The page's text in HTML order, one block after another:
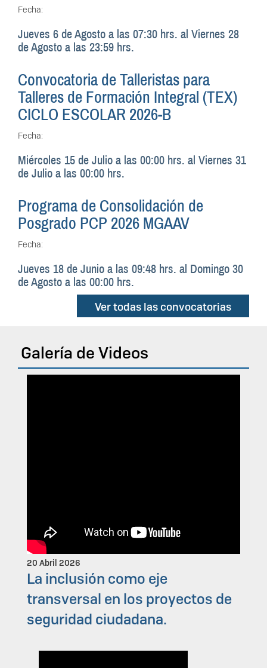
Fecha:
Jueves 6 de Agosto a las 07:30 hrs. al Viernes 28
de Agosto a las 23:59 hrs.
Convocatoria de Talleristas para
Talleres de Formación Integral (TEX)
CICLO ESCOLAR 2026-B
Fecha:
Miércoles 15 de Julio a las 00:00 hrs. al Viernes 31
de Julio a las 00:00 hrs.
Programa de Consolidación de
Posgrado PCP 2026 MGAAV
Fecha:
Jueves 18 de Junio a las 09:48 hrs. al Domingo 30
de Agosto a las 00:00 hrs.
Ver todas las convocatorias
Galería de Videos
20 Abril 2026
La inclusión como eje
transversal en los proyectos de
seguridad ciudadana.